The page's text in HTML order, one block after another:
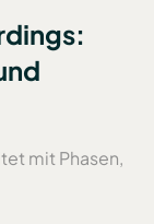
mit Phasen,